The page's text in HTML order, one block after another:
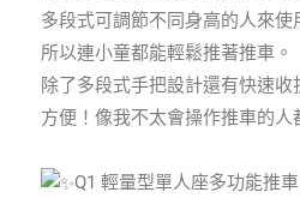
多段式可調節不同身高的人來使
所以連小童都能輕鬆推著推車。
除了多段式手把設計還有快速
方便！像我不太會操作推車的人
Q1 輕量型單人座多功能推